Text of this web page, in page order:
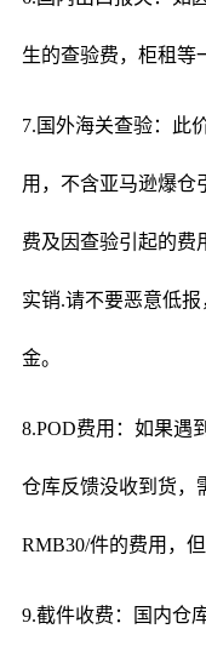
生的查验费，柜租等
7.国外海关查验：此
用，不含亚马逊爆仓
费及因查验引起的费
实销.请不要恶意低
金。
8.POD费用：如果遇
仓库反馈没收到货，
RMB30/件的费用，
9.截件收费：国内仓